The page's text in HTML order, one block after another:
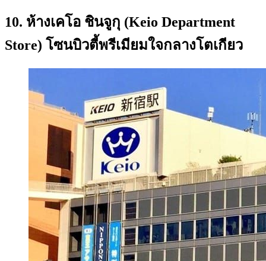
10. ห้างเคโอ ชินจูกุ (Keio Department
Store) โซนบิวตี้พรีเมียมใจกลางโตเกียว